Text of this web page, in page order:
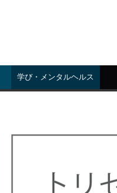
学び・メンタルヘルス